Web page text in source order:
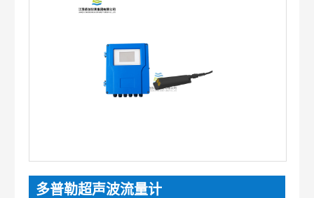
多普勒超声波流量计